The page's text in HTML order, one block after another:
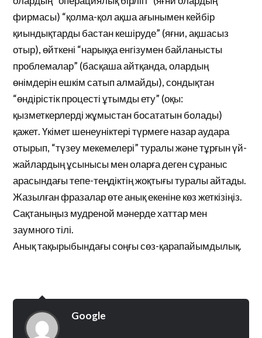
фирмасы) “қолма-қол ақша ағынымен кейбір
қиындықтарды бастан кешіруде” (яғни, ақшасыз
отыр), өйткені “нарыққа енгізумен байланысты
проблемалар” (басқаша айтқанда, олардың
өнімдерін ешкім сатып алмайды), сондықтан
“өндірістік процесті ұтымды ету” (оқы:
қызметкерлерді жұмыстан босататын болады)
қажет. Үкімет шенеуніктері түрмеге назар аудара
отырып, “түзеу мекемелері” туралы және тұрғын үй-
жайлардың ұсынысы мен оларға деген сұраныс
арасындағы тепе-теңдіктің жоқтығы туралы айтады.
Жазылған фразалар өте анық екеніне көз жеткізіңіз.
Сақтаныңыз мудреной мәнерде хаттар мен
заумного тілі.
Анық тақырыбындағы соңғы сөз-қарапайымдылық.
Google